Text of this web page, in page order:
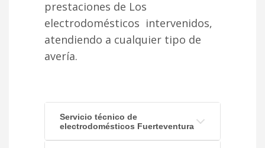
prestaciones de Los
electrodomésticos intervenidos,
atendiendo a cualquier tipo de
avería.
Servicio técnico de
electrodomésticos Fuerteventura